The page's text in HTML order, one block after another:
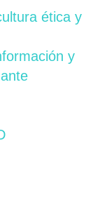
ética y
y